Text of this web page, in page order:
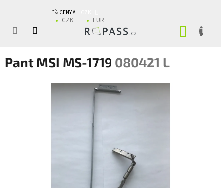
CENY V:
CZK EUR
Pant MSI MS-1719 080421 L